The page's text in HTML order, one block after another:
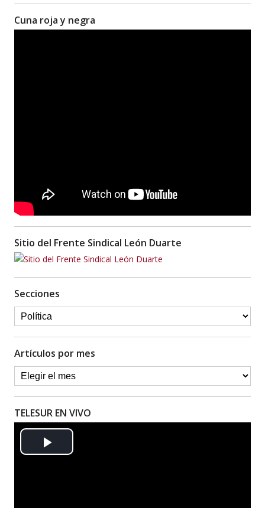
Cuna roja y negra
Sitio del Frente Sindical León Duarte
Secciones
Artículos por mes
TELESUR EN VIVO